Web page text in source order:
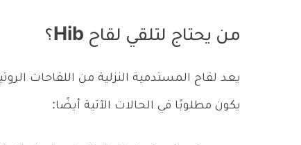
من يحتاج لتلقي لقاح Hib؟
يعد لقاح المستدمية النزلية من اللقاحات
يكون مطلوبًا في الحالات الآتية أيضًا: